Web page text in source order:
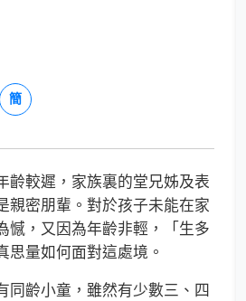
簡
較遲，家族裏的堂兄姊及表
親密朋輩。對於孩子未能在家
憾，又因為年齡非輕，「生多
量如何面對這處境。
齡小童，雖然有少數三、四